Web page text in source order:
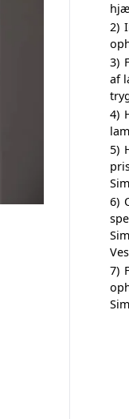
2)
3)
af
4)
5)
6)
7)